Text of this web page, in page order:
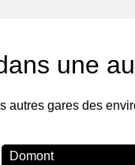
une
autres gares des
Domont